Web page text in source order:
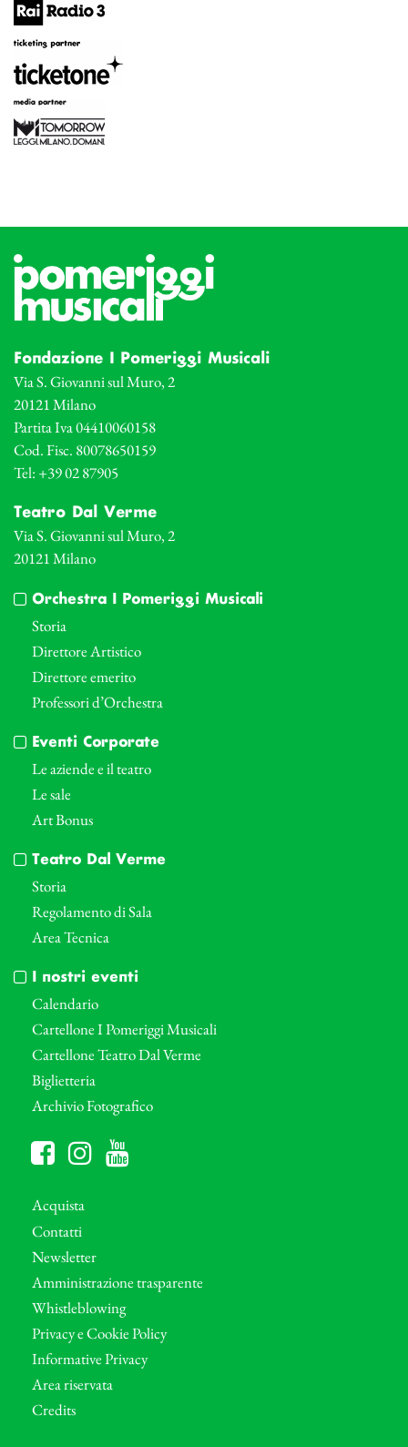
Fondazione I Pomeriggi Musicali
Via S. Giovanni sul Muro, 2
20121 Milano
Partita Iva 04410060158
Cod. Fisc. 80078650159
Tel: +39 02 87905
Teatro Dal Verme
Via S. Giovanni sul Muro, 2
20121 Milano
Orchestra I Pomeriggi Musicali
Storia
Direttore Artistico
Direttore emerito
Professori d’Orchestra
Eventi Corporate
Le aziende e il teatro
Le sale
Art Bonus
Teatro Dal Verme
Storia
Regolamento di Sala
Area Tecnica
I nostri eventi
Calendario
Cartellone I Pomeriggi Musicali
Cartellone Teatro Dal Verme
Biglietteria
Archivio Fotografico
Acquista
Contatti
Newsletter
Amministrazione trasparente
Whistleblowing
Privacy e Cookie Policy
Informative Privacy
Area riservata
Credits